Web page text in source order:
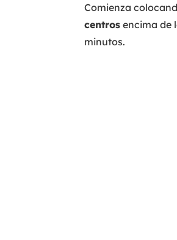
Comienza
centros encima de
minutos.